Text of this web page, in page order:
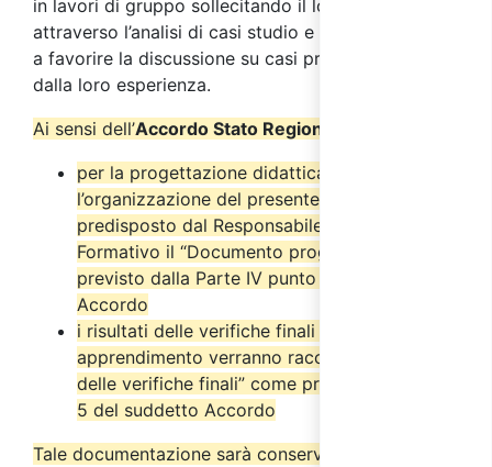
in lavori di gruppo sollecitando il loro interesse
attraverso l’analisi di casi studio e simulazioni volte
a favorire la discussione su casi pratici provenienti
dalla loro esperienza.
Ai sensi dell’Accordo Stato Regioni del 17/4/2025
per la progettazione didattica e
l’organizzazione del presente corso è stato
predisposto dal Responsabile del Progetto
Formativo il “Documento progettuale” come
previsto dalla Parte IV punto 2.6 del suddetto
Accordo
i risultati delle verifiche finali di
apprendimento verranno raccolti nel “Verbale
delle verifiche finali” come previsto dal punto
5 del suddetto Accordo
Tale documentazione sarà conservata dall’ente di